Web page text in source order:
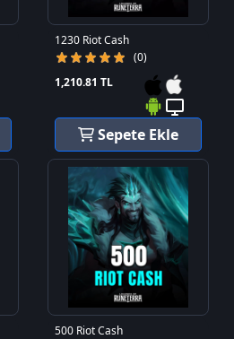
1230 Riot Cash
(0)
1,210.81 TL
Sepete Ekle
500 Riot Cash